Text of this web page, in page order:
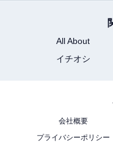
All About
イチオシ
会社概要
プライバシーポリシー